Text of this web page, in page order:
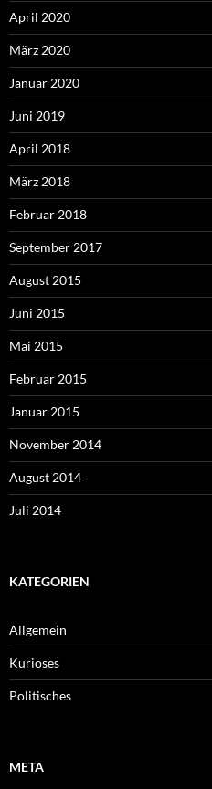
April 2020
März 2020
Januar 2020
Juni 2019
April 2018
März 2018
Februar 2018
September 2017
August 2015
Juni 2015
Mai 2015
Februar 2015
Januar 2015
November 2014
August 2014
Juli 2014
KATEGORIEN
Allgemein
Kurioses
Politisches
META